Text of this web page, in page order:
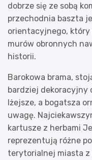
dobrze się ze sobą
przechodnia baszta
orientacyjnego, który
murów obronnych
historii.
Barokowa brama,
bardziej dekoracyjny
lżejsze, a bogatsza
uwagę.
kartusze z herbami
reprezentują różne
terytorialnej miasta z